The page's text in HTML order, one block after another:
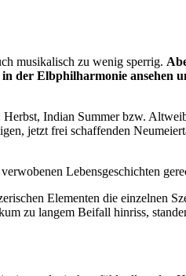
musikalisch zu wenig sperrig.
der Elbphilharmonie ansehen
Indian Summer bzw.
jetzt frei schaffenden
Lebensgeschichten
Elementen die einzelnen
zu langem Beifall hinriss,